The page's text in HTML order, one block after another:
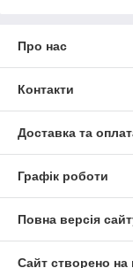
Про нас
Контакти
Доставка та
Графік роботи
Повна версія
Сайт створено на